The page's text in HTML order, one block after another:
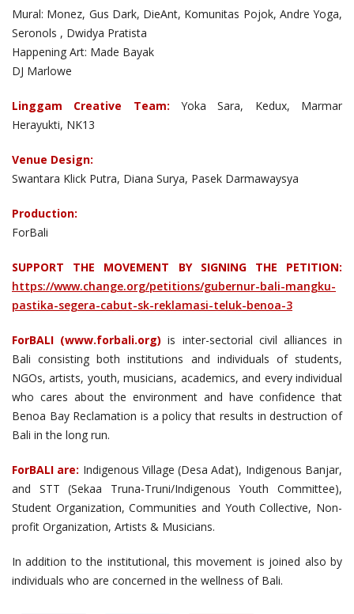
Mural: Monez, Gus Dark, DieAnt, Komunitas Pojok, Andre Yoga,
Seronols , Dwidya Pratista
Happening Art: Made Bayak
DJ Marlowe
Linggam Creative Team: Yoka Sara, Kedux, Marmar
Herayukti, NK13
Venue Design:
Swantara Klick Putra, Diana Surya, Pasek Darmawaysya
Production:
ForBali
SUPPORT THE MOVEMENT BY SIGNING THE PETITION:
https://www.change.org/petitions/gubernur-bali-mangku-
pastika-segera-cabut-sk-reklamasi-teluk-benoa-3
ForBALI (www.forbali.org) is inter-sectorial civil alliances in
Bali consisting both institutions and individuals of students,
NGOs, artists, youth, musicians, academics, and every individual
who cares about the environment and have confidence that
Benoa Bay Reclamation is a policy that results in destruction of
Bali in the long run.
ForBALI are: Indigenous Village (Desa Adat), Indigenous Banjar,
and STT (Sekaa Truna-Truni/Indigenous Youth Committee),
Student Organization, Communities and Youth Collective, Non-
profit Organization, Artists & Musicians.
In addition to the institutional, this movement is joined also by
individuals who are concerned in the wellness of Bali.